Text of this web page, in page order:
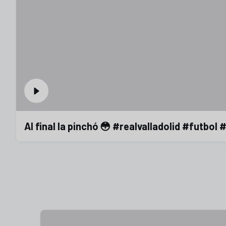
Al final la pinchó 😳 #realvalladolid #futbol